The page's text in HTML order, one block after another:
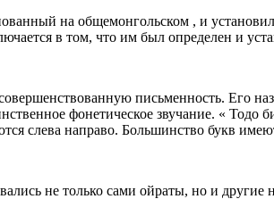
на общемонгольском , и установил
в том, что им был определен и
письменность. Его
фонетическое звучание. « Тодо
слева направо. Большинство букв
не только сами ойраты, но и